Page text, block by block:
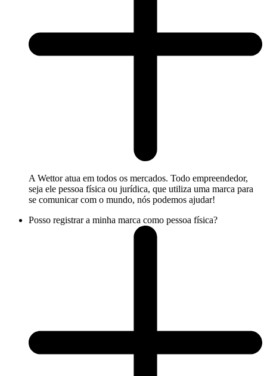
A Wettor atua em todos os mercados. Todo empreendedor,
seja ele pessoa física ou jurídica, que utiliza uma marca para
se comunicar com o mundo, nós podemos ajudar!
Posso registrar a minha marca como pessoa física?